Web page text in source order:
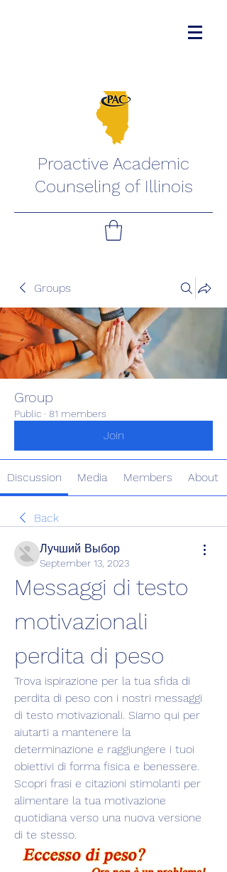
Proactive Academic
Counseling of Illinois
Groups
Group
Public · 81 members
Join
Discussion Media Members About
Back
Лучший Выбор
September 13, 2023
Messaggi di testo
motivazionali
perdita di peso
Trova ispirazione per la tua sfida di
perdita di peso con i nostri messaggi
di testo motivazionali. Siamo qui per
aiutarti a mantenere la
determinazione e raggiungere i tuoi
obiettivi di forma fisica e benessere.
Scopri frasi e citazioni stimolanti per
alimentare la tua motivazione
quotidiana verso una nuova versione
di te stesso.